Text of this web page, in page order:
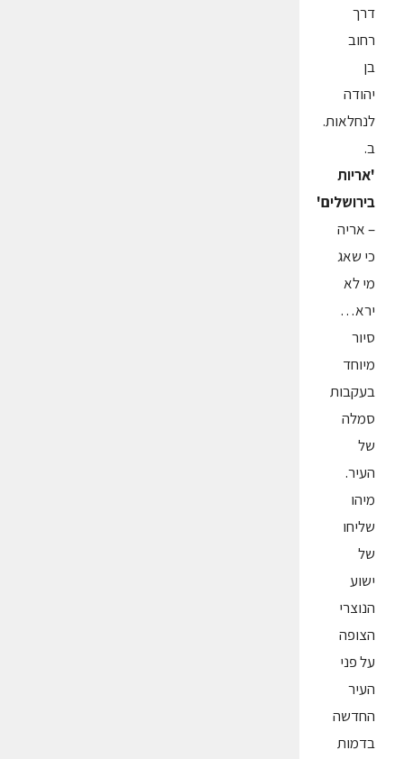
דרך
רחוב
בן
יהודה
לנחלאות.
ב.
'אריות
בירושלים'
– אריה
כי שאג
מי לא
ירא…
סיור
מיוחד
בעקבות
סמלה
של
העיר.
מיהו
שליחו
של
ישוע
הנוצרי
הצופה
על פני
העיר
החדשה
בדמות